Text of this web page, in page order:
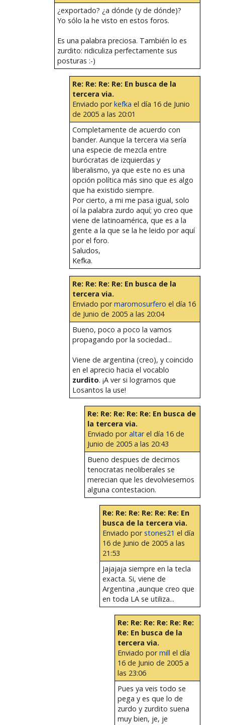
¿exportado? ¿a dónde (y de dónde)?
Yo sólo la he visto en estos foros.
Es una palabra preciosa. También lo es
zurdito: ridiculiza perfectamente sus
posturas :-)
Re: Re: Re: Re: En busca de la
tercera via.
Enviado porkefka el día 16 de Junio
de 2005 a las 20:01
Completamente de acuerdo con
bander. Aunque la tercera via sería
una especie de mezcla entre
burócratas de izquierdas y
liberalismo, ya que este no es una
opción política más sino que es algo
que ha existido siempre.
Por cierto, a mi me pasa igual, solo
oí la palabra zurdo aquí; yo creo que
viene de latinoamérica, que es a la
gente a la que se la he leido por aquí
por el foro.
Saludos,
Kefka.
Re: Re: Re: Re: En busca de la
tercera via.
Enviado pormaromosurfero el día 16
de Junio de 2005 a las 20:04
Bueno, poco a poco la vamos
propagando por la sociedad...
Viene de argentina (creo), y coincido
en el aprecio hacia el vocablo
zurdito. ¡A ver si logramos que
Losantos la use!
Re: Re: Re: Re: Re: En busca de
la tercera via.
Enviado poraltarel día 16 de
Junio de 2005 a las 20:43
Bueno despues de decirnos
tenocratas neoliberales se
merecian que les devolviesemos
alguna contestacion.
Re: Re: Re: Re: Re: Re: En
busca de la tercera via.
Enviado porstones21 el día
16 de Junio de 2005 a las
21:53
Jajajaja siempre en la tecla
exacta. Si, viene de
Argentina ,aunque creo que
en toda LA se utiliza...
Re: Re: Re: Re: Re: Re:
Re: En busca de la
tercera via.
Enviado pormill el día
16 de Junio de 2005 a
las 23:06
Pues ya veis todo se
pega y es que lo de
zurdo y zurdito suena
muy bien, je, je